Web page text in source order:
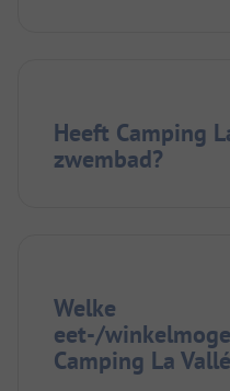
Heeft Camping
zwembad?
Welke
eet-/
Camping La